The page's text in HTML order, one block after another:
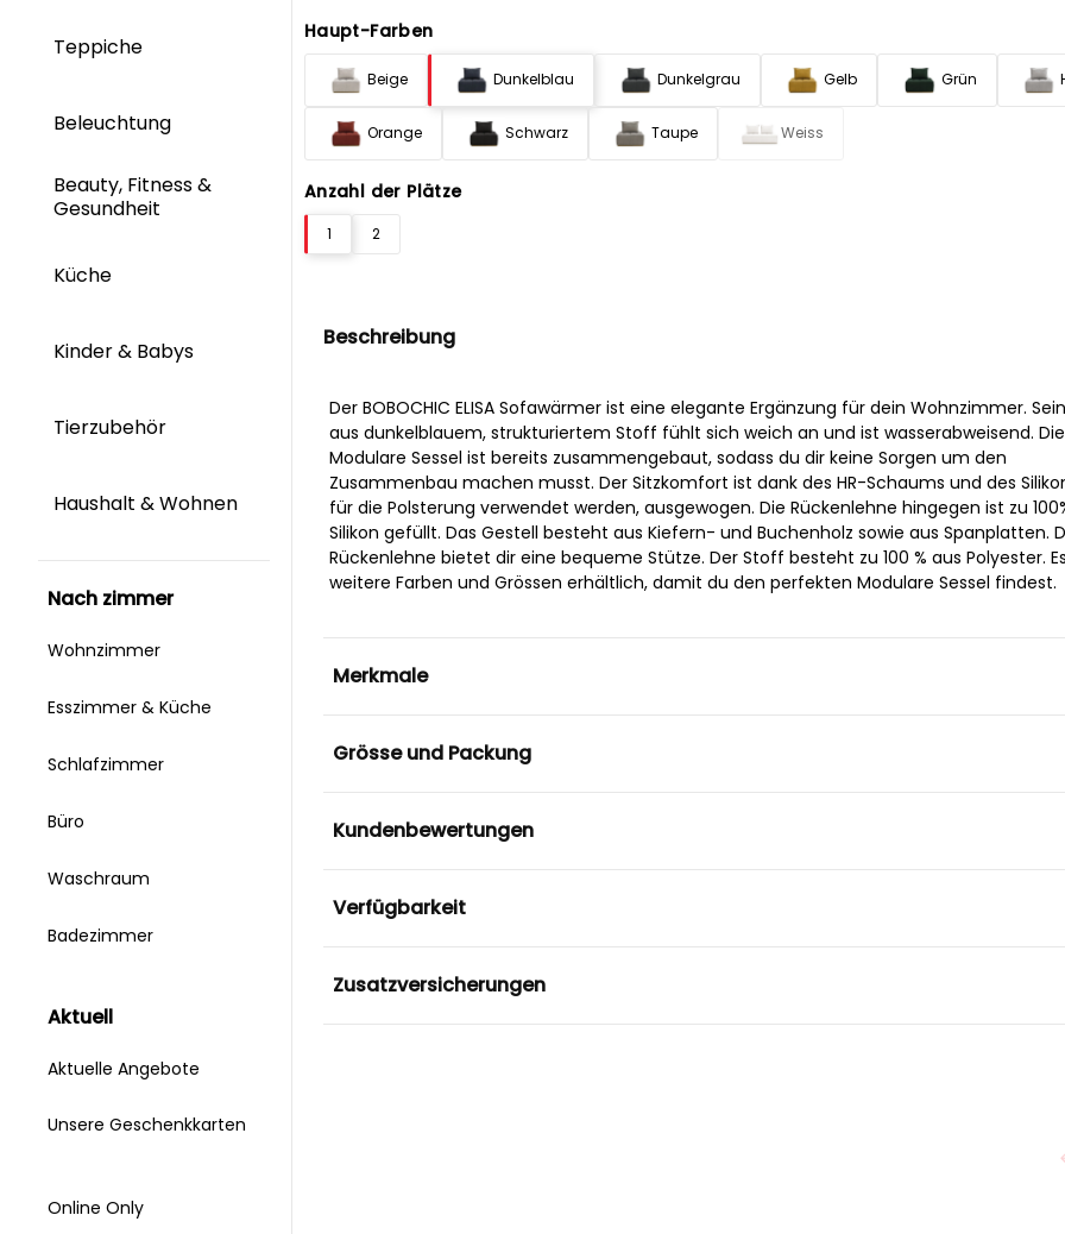
Teppiche
Beleuchtung
Beauty, Fitness &
Gesundheit
Küche
Kinder & Babys
Tierzubehör
Haushalt & Wohnen
nach zimmer
Wohnzimmer
Esszimmer & Küche
Schlafzimmer
Büro
Waschraum
Badezimmer
aktuell
Aktuelle Angebote
Unsere Geschenkkarten
Online Only
Haupt-Farben
Beige Dunkelblau Dunkelgrau Gelb Grün
Orange Schwarz Taupe Weiss
Anzahl der Plätze
1 2
Beschreibung
Der BOBOCHIC ELISA Sofawärmer ist eine elegante Ergänzung für dein Wohnzimmer.
aus dunkelblauem, strukturiertem Stoff fühlt sich weich an und ist wasserabweisend.
Modulare Sessel ist bereits zusammengebaut, sodass du dir keine Sorgen um den
Zusammenbau machen musst. Der Sitzkomfort ist dank des HR-Schaums und des
für die Polsterung verwendet werden, ausgewogen. Die Rückenlehne hingegen ist zu
Silikon gefüllt. Das Gestell besteht aus Kiefern- und Buchenholz sowie aus Spanplatten.
Rückenlehne bietet dir eine bequeme Stütze. Der Stoff besteht zu 100 % aus Polyester.
weitere Farben und Grössen erhältlich, damit du den perfekten Modulare Sessel findest.
Merkmale
Grösse und Packung
Kundenbewertungen
Verfügbarkeit
Zusatzversicherungen